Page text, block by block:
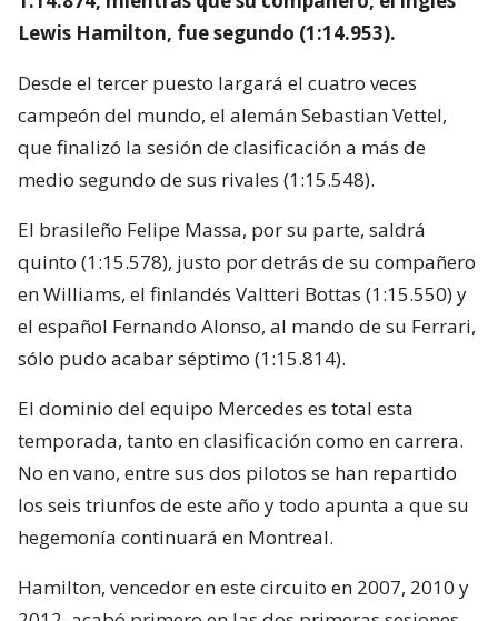
Lewis Hamilton, fue segundo (1:14.953).
Desde el tercer puesto largará el cuatro veces
campeón del mundo, el alemán Sebastian Vettel,
que finalizó la sesión de clasificación a más de
medio segundo de sus rivales (1:15.548).
El brasileño Felipe Massa, por su parte, saldrá
quinto (1:15.578), justo por detrás de su compañero
en Williams, el finlandés Valtteri Bottas (1:15.550) y
el español Fernando Alonso, al mando de su Ferrari,
sólo pudo acabar séptimo (1:15.814).
El dominio del equipo Mercedes es total esta
temporada, tanto en clasificación como en carrera.
No en vano, entre sus dos pilotos se han repartido
los seis triunfos de este año y todo apunta a que su
hegemonía continuará en Montreal.
Hamilton, vencedor en este circuito en 2007, 2010 y